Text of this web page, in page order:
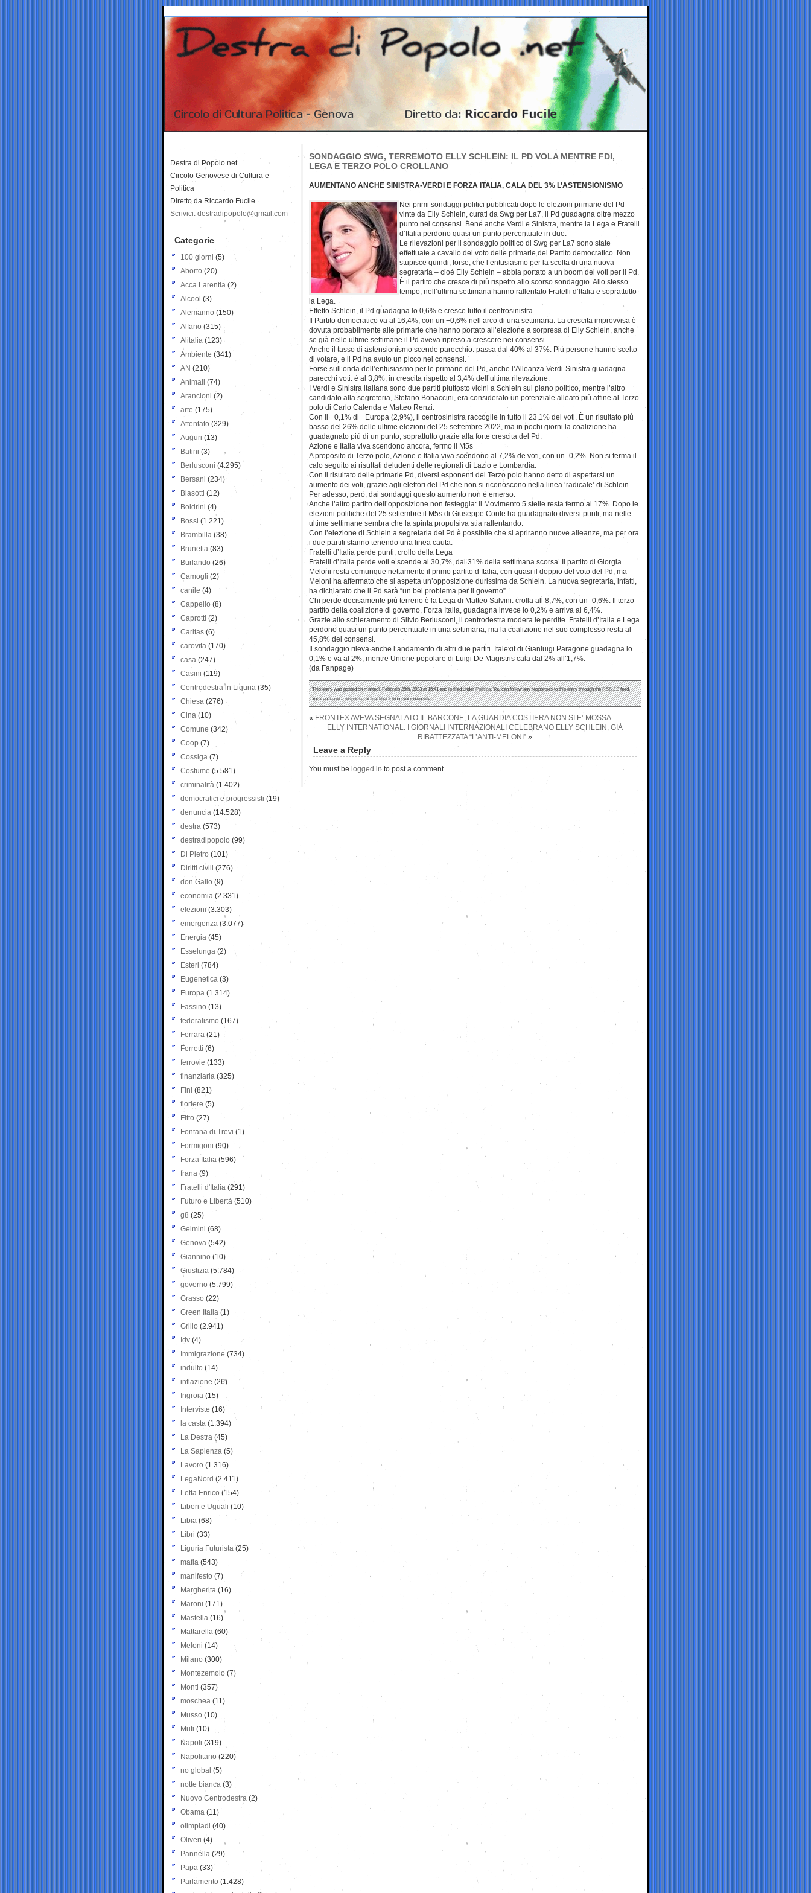
SONDAGGIO SWG, TERREMOTO ELLY SCHLEIN: IL PD VOLA MENTRE FDI,
LEGA E TERZO POLO CROLLANO
AUMENTANO ANCHE SINISTRA-VERDI E FORZA ITALIA, CALA DEL 3% L’ASTENSIONISMO
Nei primi sondaggi politici pubblicati dopo le elezioni primarie del Pd
vinte da Elly Schlein, curati da Swg per La7, il Pd guadagna oltre mezzo
punto nei consensi. Bene anche Verdi e Sinistra, mentre la Lega e Fratelli
d’Italia perdono quasi un punto percentuale in due.
Le rilevazioni per il sondaggio politico di Swg per La7 sono state
effettuate a cavallo del voto delle primarie del Partito democratico. Non
stupisce quindi, forse, che l’entusiasmo per la scelta di una nuova
segretaria – cioè Elly Schlein – abbia portato a un boom dei voti per il Pd.
È il partito che cresce di più rispetto allo scorso sondaggio. Allo stesso
tempo, nell’ultima settimana hanno rallentato Fratelli d’Italia e soprattutto
la Lega.
Effetto Schlein, il Pd guadagna lo 0,6% e cresce tutto il centrosinistra
Il Partito democratico va al 16,4%, con un +0,6% nell’arco di una settimana. La crescita improvvisa è
dovuta probabilmente alle primarie che hanno portato all’elezione a sorpresa di Elly Schlein, anche
se già nelle ultime settimane il Pd aveva ripreso a crescere nei consensi.
Anche il tasso di astensionismo scende parecchio: passa dal 40% al 37%. Più persone hanno scelto
di votare, e il Pd ha avuto un picco nei consensi.
Forse sull’onda dell’entusiasmo per le primarie del Pd, anche l’Alleanza Verdi-Sinistra guadagna
parecchi voti: è al 3,8%, in crescita rispetto al 3,4% dell’ultima rilevazione.
I Verdi e Sinistra italiana sono due partiti piuttosto vicini a Schlein sul piano politico, mentre l’altro
candidato alla segreteria, Stefano Bonaccini, era considerato un potenziale alleato più affine al Terzo
polo di Carlo Calenda e Matteo Renzi.
Con il +0,1% di +Europa (2,9%), il centrosinistra raccoglie in tutto il 23,1% dei voti. È un risultato più
basso del 26% delle ultime elezioni del 25 settembre 2022, ma in pochi giorni la coalizione ha
guadagnato più di un punto, soprattutto grazie alla forte crescita del Pd.
Azione e Italia viva scendono ancora, fermo il M5s
A proposito di Terzo polo, Azione e Italia viva scendono al 7,2% de voti, con un -0,2%. Non si ferma il
calo seguito ai risultati deludenti delle regionali di Lazio e Lombardia.
Con il risultato delle primarie Pd, diversi esponenti del Terzo polo hanno detto di aspettarsi un
aumento dei voti, grazie agli elettori del Pd che non si riconoscono nella linea ‘radicale’ di Schlein.
Per adesso, però, dai sondaggi questo aumento non è emerso.
Anche l’altro partito dell’opposizione non festeggia: il Movimento 5 stelle resta fermo al 17%. Dopo le
elezioni politiche del 25 settembre il M5s di Giuseppe Conte ha guadagnato diversi punti, ma nelle
ultime settimane sembra che la spinta propulsiva stia rallentando.
Con l’elezione di Schlein a segretaria del Pd è possibile che si apriranno nuove alleanze, ma per ora
i due partiti stanno tenendo una linea cauta.
Fratelli d’Italia perde punti, crollo della Lega
Fratelli d’Italia perde voti e scende al 30,7%, dal 31% della settimana scorsa. Il partito di Giorgia
Meloni resta comunque nettamente il primo partito d’Italia, con quasi il doppio del voto del Pd, ma
Meloni ha affermato che si aspetta un’opposizione durissima da Schlein. La nuova segretaria, infatti,
ha dichiarato che il Pd sarà “un bel problema per il governo”.
Chi perde decisamente più terreno è la Lega di Matteo Salvini: crolla all’8,7%, con un -0,6%. Il terzo
partito della coalizione di governo, Forza Italia, guadagna invece lo 0,2% e arriva al 6,4%.
Grazie allo schieramento di Silvio Berlusconi, il centrodestra modera le perdite. Fratelli d’Italia e Lega
perdono quasi un punto percentuale in una settimana, ma la coalizione nel suo complesso resta al
45,8% dei consensi.
Il sondaggio rileva anche l’andamento di altri due partiti. Italexit di Gianluigi Paragone guadagna lo
0,1% e va al 2%, mentre Unione popolare di Luigi De Magistris cala dal 2% all’1,7%.
(da Fanpage)
This entry was posted on martedì, Febbraio 28th, 2023 at 15:41 and is filed underPolitica. You can follow any responses to this entry through theRSS 2.0feed.
You canleave a response, ortrackbackfrom your own site.
« FRONTEX AVEVA SEGNALATO IL BARCONE, LA GUARDIA COSTIERA NON SI E’ MOSSA
ELLY INTERNATIONAL: I GIORNALI INTERNAZIONALI CELEBRANO ELLY SCHLEIN, GIÀ
RIBATTEZZATA “L’ANTI-MELONI” »
Leave a Reply
You must be logged in to post a comment.
Destra di Popolo.net
Circolo Genovese di Cultura e
Politica
Diretto da Riccardo Fucile
Scrivici: destradipopolo@gmail.com
Categorie
100 giorni (5)
Aborto (20)
Acca Larentia (2)
Alcool (3)
Alemanno (150)
Alfano (315)
Alitalia (123)
Ambiente (341)
AN (210)
Animali (74)
Arancioni (2)
arte (175)
Attentato (329)
Auguri (13)
Batini (3)
Berlusconi (4.295)
Bersani (234)
Biasotti (12)
Boldrini (4)
Bossi (1.221)
Brambilla (38)
Brunetta (83)
Burlando (26)
Camogli (2)
canile (4)
Cappello (8)
Caprotti (2)
Caritas (6)
carovita (170)
casa (247)
Casini (119)
Centrodestra in Liguria (35)
Chiesa (276)
Cina (10)
Comune (342)
Coop (7)
Cossiga (7)
Costume (5.581)
criminalità (1.402)
democratici e progressisti (19)
denuncia (14.528)
destra (573)
destradipopolo (99)
Di Pietro (101)
Diritti civili (276)
don Gallo (9)
economia (2.331)
elezioni (3.303)
emergenza (3.077)
Energia (45)
Esselunga (2)
Esteri (784)
Eugenetica (3)
Europa (1.314)
Fassino (13)
federalismo (167)
Ferrara (21)
Ferretti (6)
ferrovie (133)
finanziaria (325)
Fini (821)
fioriere (5)
Fitto (27)
Fontana di Trevi (1)
Formigoni (90)
Forza Italia (596)
frana (9)
Fratelli d'Italia (291)
Futuro e Libertà (510)
g8 (25)
Gelmini (68)
Genova (542)
Giannino (10)
Giustizia (5.784)
governo (5.799)
Grasso (22)
Green Italia (1)
Grillo (2.941)
Idv (4)
Immigrazione (734)
indulto (14)
inflazione (26)
Ingroia (15)
Interviste (16)
la casta (1.394)
La Destra (45)
La Sapienza (5)
Lavoro (1.316)
LegaNord (2.411)
Letta Enrico (154)
Liberi e Uguali (10)
Libia (68)
Libri (33)
Liguria Futurista (25)
mafia (543)
manifesto (7)
Margherita (16)
Maroni (171)
Mastella (16)
Mattarella (60)
Meloni (14)
Milano (300)
Montezemolo (7)
Monti (357)
moschea (11)
Musso (10)
Muti (10)
Napoli (319)
Napolitano (220)
no global (5)
notte bianca (3)
Nuovo Centrodestra (2)
Obama (11)
olimpiadi (40)
Oliveri (4)
Pannella (29)
Papa (33)
Parlamento (1.428)